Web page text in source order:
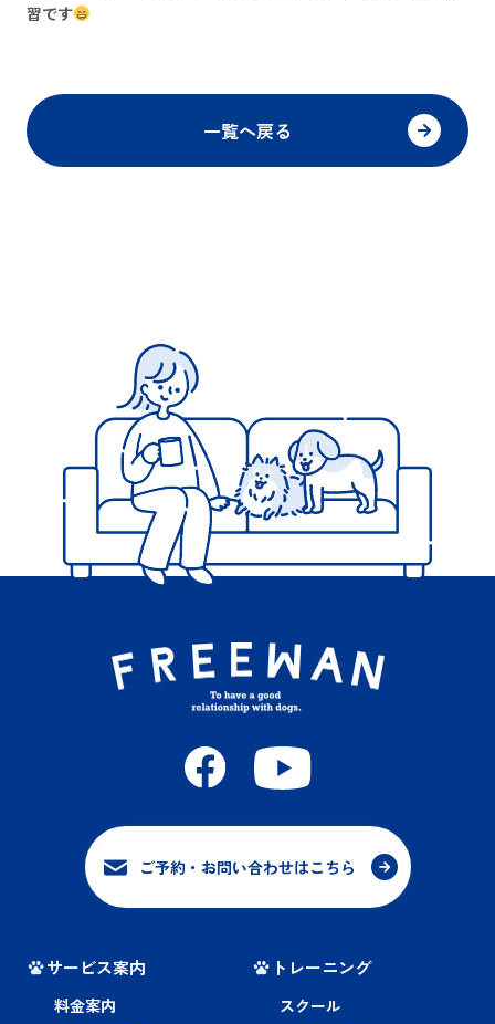
習です
一覧へ戻る
ご予約・お問い合わせはこちら
サービス案内
料金案内
トレーニング
スクール